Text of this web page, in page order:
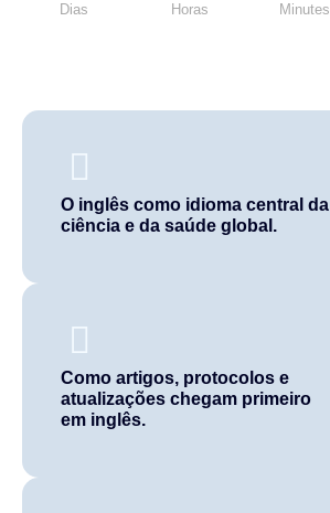
Dias Horas Minutes
O inglês como idioma central da
ciência e da saúde global.
Como artigos, protocolos e
atualizações chegam primeiro
em inglês.